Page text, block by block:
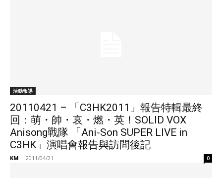
活動報導
20110421 – 「C3HK2011」報告特輯最終
回：萌・帥・哀・燃・英！SOLID VOX
Anisong戰隊 「Ani-Son SUPER LIVE in
C3HK」演唱會報告與訪問後記
KM - 2011/04/21 0